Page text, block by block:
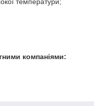
компаніями: